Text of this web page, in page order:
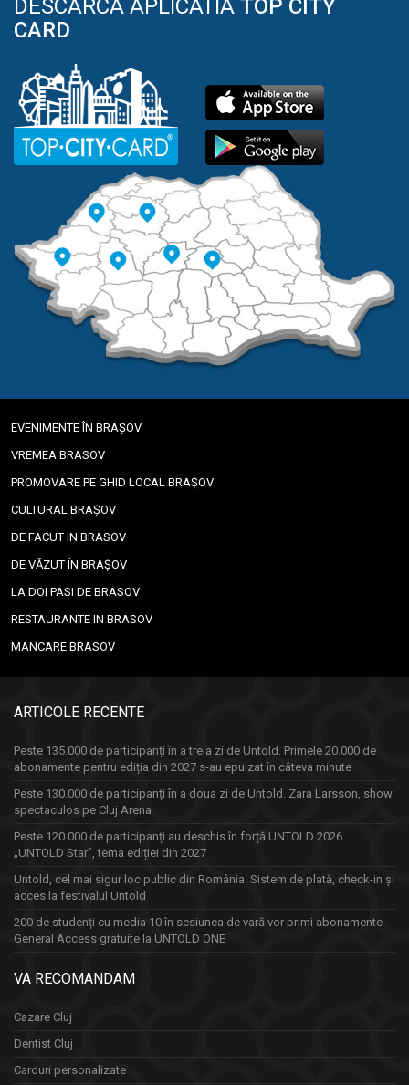
DESCARCA APLICATIA TOP CITY
CARD
EVENIMENTE ÎN BRAȘOV
VREMEA BRASOV
PROMOVARE PE GHID LOCAL BRAȘOV
CULTURAL BRAȘOV
DE FACUT IN BRASOV
DE VĂZUT ÎN BRAȘOV
LA DOI PASI DE BRASOV
RESTAURANTE IN BRASOV
MANCARE BRASOV
ARTICOLE RECENTE
Peste 135.000 de participanți în a treia zi de Untold. Primele 20.000 de
abonamente pentru ediția din 2027 s-au epuizat în câteva minute
Peste 130.000 de participanți în a doua zi de Untold. Zara Larsson, show
spectaculos pe Cluj Arena
Peste 120.000 de participanți au deschis în forță UNTOLD 2026.
„UNTOLD Star”, tema ediției din 2027
Untold, cel mai sigur loc public din România. Sistem de plată, check-in și
acces la festivalul Untold
200 de studenți cu media 10 în sesiunea de vară vor primi abonamente
General Access gratuite la UNTOLD ONE
VA RECOMANDAM
Cazare Cluj
Dentist Cluj
Carduri personalizate